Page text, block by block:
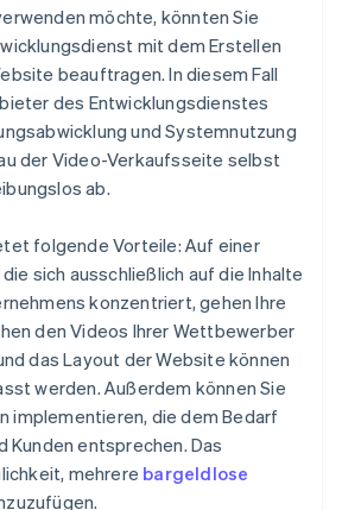
möchte, könnten Sie
mit dem Erstellen
beauftragen. In diesem Fall
des Entwicklungsdienstes
und Systemnutzung
der Video-Verkaufsseite selbst
ab.
folgende Vorteile: Auf einer
sich ausschließlich auf die Inhalte
konzentriert, gehen Ihre
den Videos Ihrer Wettbewerber
das Layout der Website können
werden. Außerdem können Sie
implementieren, die dem Bedarf
Kunden entsprechen. Das
mehrere bargeldlose